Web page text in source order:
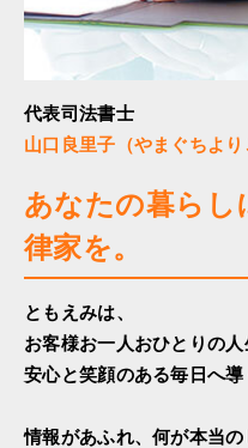
代表司法書士
山口良里子（やまぐちより
あなたの暮らし
律家を。
ともえみは、
お客様お一人おひとりの
安心と笑顔のある毎日へ導
情報があふれ、何が本当